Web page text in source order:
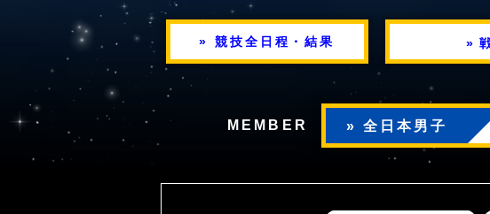
» 競技全日程・結果 »
MEMBER » 全日本男子